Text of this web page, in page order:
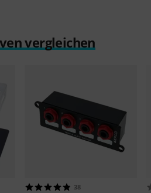
vergleichen
38